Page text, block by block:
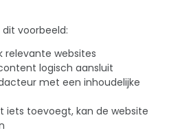
dit voorbeeld:
relevante websites
logisch aansluit
met een inhoudelijke
iets toevoegt, kan de website